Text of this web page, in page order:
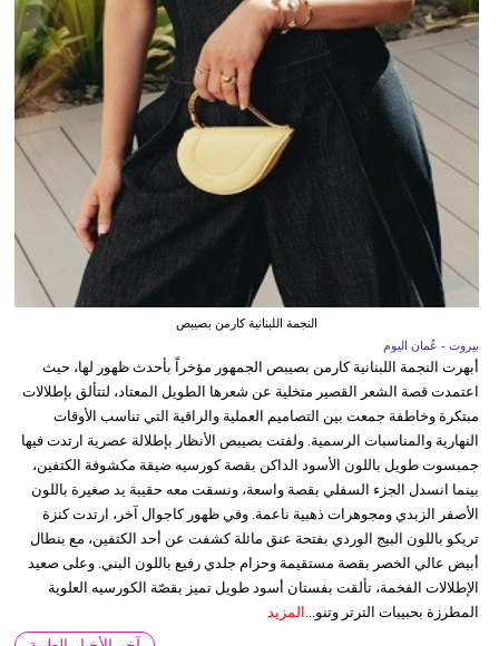
النجمة اللبنانية كارمن بصيبص
بيروت - عُمان اليوم
أبهرت النجمة اللبنانية كارمن بصيبص الجمهور مؤخراً بأحدث ظهور لها، حيث
اعتمدت قصة الشعر القصير متخلية عن شعرها الطويل المعتاد، لتتألق بإطلالات
مبتكرة وخاطفة جمعت بين التصاميم العملية والراقية التي تناسب الأوقات
النهارية والمناسبات الرسمية. ولفتت بصيبص الأنظار بإطلالة عصرية ارتدت فيها
جمبسوت طويل باللون الأسود الداكن بقصة كورسيه ضيقة مكشوفة الكتفين،
بينما انسدل الجزء السفلي بقصة واسعة، ونسقت معه حقيبة يد صغيرة باللون
الأصفر الزبدي ومجوهرات ذهبية ناعمة. وفي ظهور كاجوال آخر، ارتدت كنزة
تريكو باللون البيج الوردي بفتحة عنق مائلة كشفت عن أحد الكتفين، مع بنطال
أبيض عالي الخصر بقصة مستقيمة وحزام جلدي رفيع باللون البني. وعلى صعيد
الإطلالات الفخمة، تألقت بفستان أسود طويل تميز بقصّة الكورسيه العلوية
المطرزة بحبيبات الترتر وتنو... المزيد